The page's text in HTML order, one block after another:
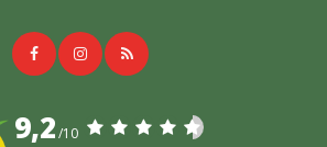
9,2/10